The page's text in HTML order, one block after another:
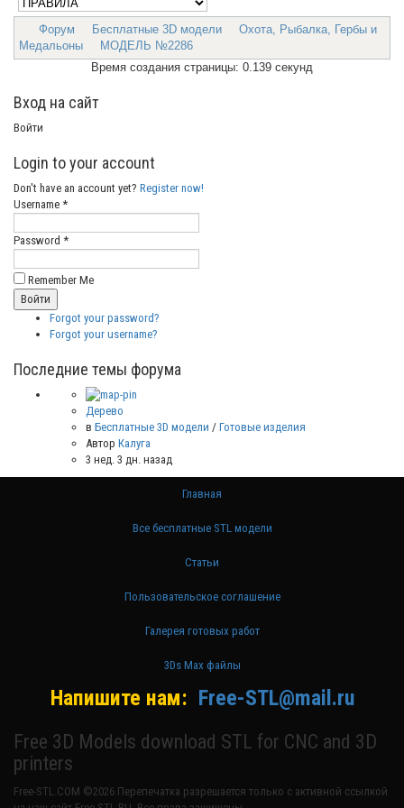
Форум Бесплатные 3D модели
Охота, Рыбалка, Гербы и
Медальоны
МОДЕЛЬ №2286
Время создания страницы: 0.139 секунд
Вход на сайт
Войти
Login to your account
Don't have an account yet? Register now!
Username *
Password *
Remember Me
Forgot your password?
Forgot your username?
Последние темы форума
Дерево
в Бесплатные 3D модели / Готовые изделия
Автор Калуга
3 нед. 3 дн. назад
Главная
Все бесплатные STL модели
Статьи
Пользовательское соглашение
Галерея готовых работ
3Ds Max файлы
Напишите нам: Free-STL@mail.ru
Free 3D Models download STL for CNC and 3D
printers
Free-STL.COM ©2026 Перепечатка разрешается только с активной ссылкой